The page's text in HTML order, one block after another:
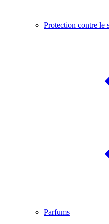
Protection contre le
Parfums